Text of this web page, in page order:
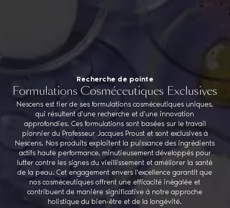
Recherche de pointe
Formulations Cosméceutiques Exclusives
Nescens est fier de ses formulations cosméceutiques uniques,
qui résultent d'une recherche et d'une innovation
approfondies. Ces formulations sont basées sur le travail
pionnier du Professeur Jacques Proust et sont exclusives à
Nescens. Nos produits exploitent la puissance des ingrédients
actifs haute performance, minutieusement développés pour
lutter contre les signes du vieillissement et améliorer la santé
de la peau. Cet engagement envers l'excellence garantit que
nos cosméceutiques offrent une efficacité inégalée et
contribuent de manière significative à notre approche
holistique du bien-être et de la longévité.